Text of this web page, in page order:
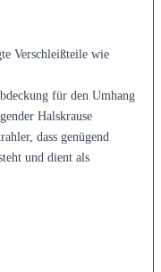
Verschleißteile wie
für den Umhang
Halskrause
dass genügend
und dient als